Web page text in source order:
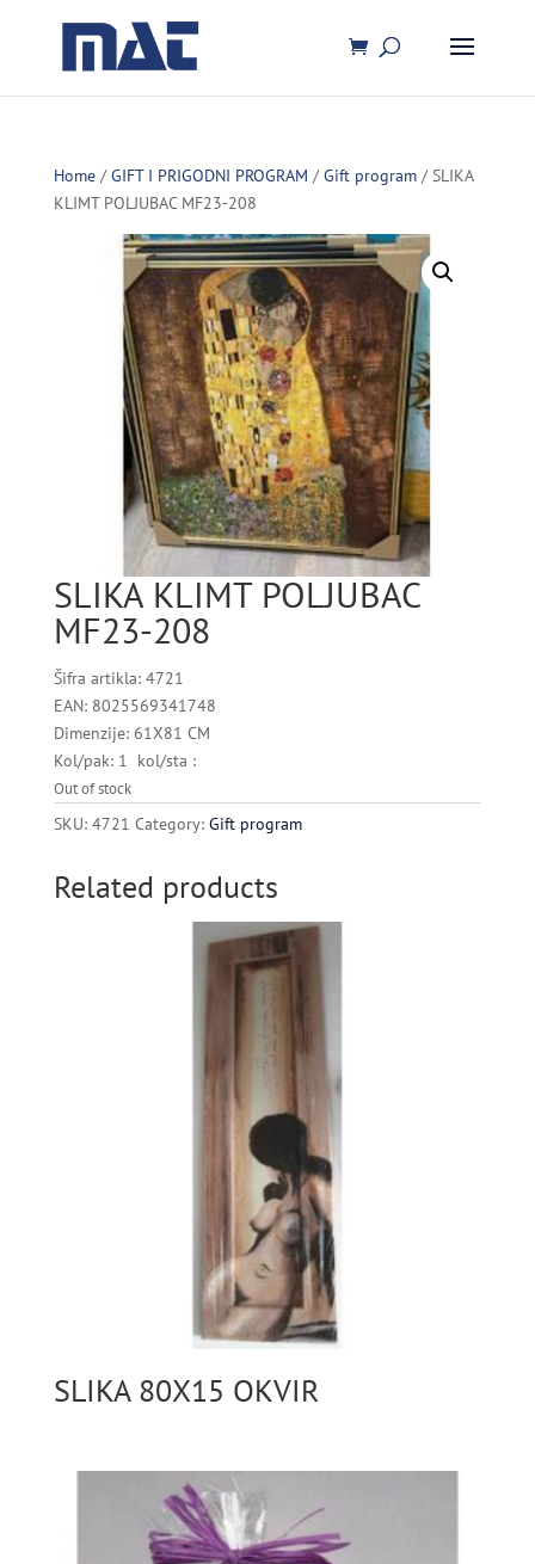
Home/GIFT I PRIGODNI PROGRAM /Gift program/ SLIKA
KLIMT POLJUBAC MF23-208
SLIKA KLIMT POLJUBAC
MF23-208
Šifra artikla: 4721
EAN: 8025569341748
Dimenzije: 61X81 CM
Kol/pak: 1 kol/sta :
Out of stock
SKU: 4721 Category: Gift program
Related products
SLIKA 80X15 OKVIR